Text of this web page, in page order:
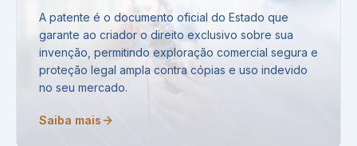
A patente é o documento oficial do Estado que
garante ao criador o direito exclusivo sobre sua
invenção, permitindo exploração comercial segura e
proteção legal ampla contra cópias e uso indevido
no seu mercado.
Saiba mais